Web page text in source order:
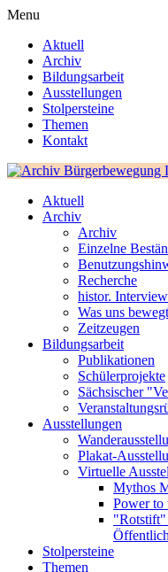
Menu
Aktuell
Archiv
Bildungsarbeit
Ausstellungen
Stolpersteine
Themen
Kontakt
Aktuell
Archiv
Archiv
Einzelne
Recherche
histor.
Was uns
Zeitzeugen
Bildungsarbeit
Publikationen
Schülerprojekte
Sächsischer
Ausstellungen
Plakat-
Virtuelle
Mythos
Power to
"Rotstift"
Stolpersteine
Themen